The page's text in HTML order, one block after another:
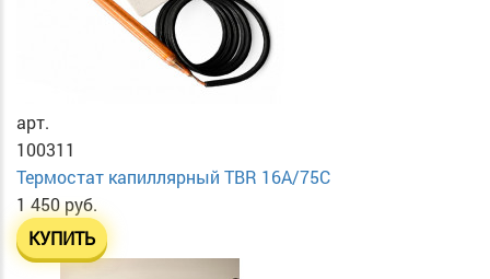
арт.
100311
Термостат капиллярный TBR 16A/75C
1 450 руб.
КУПИТЬ